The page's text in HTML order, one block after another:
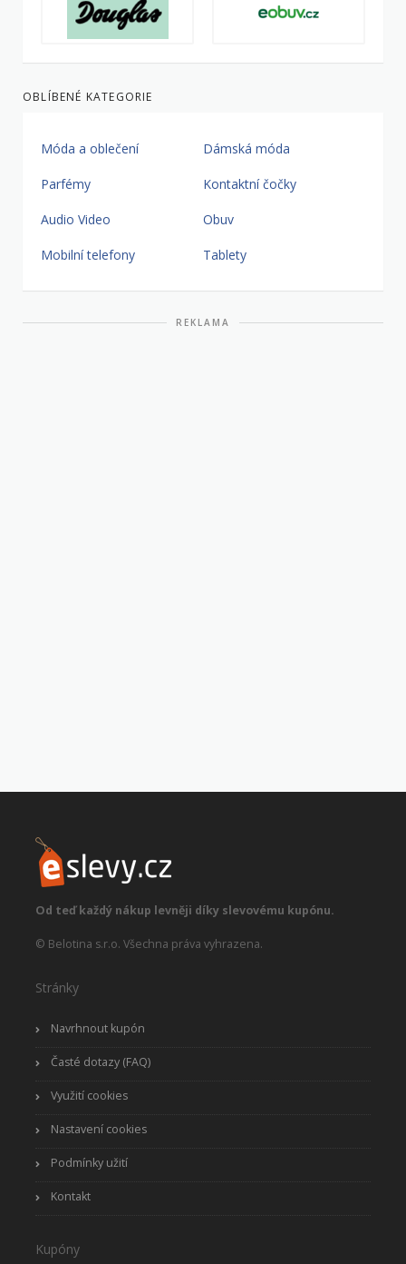
OBLÍBENÉ KATEGORIE
Móda a oblečení Dámská móda
Parfémy Kontaktní čočky
Audio Video Obuv
Mobilní telefony Tablety
REKLAMA
Od teď každý nákup levněji díky slevovému kupónu.
© Belotina s.r.o. Všechna práva vyhrazena.
Stránky
Navrhnout kupón
Časté dotazy (FAQ)
Využití cookies
Nastavení cookies
Podmínky užití
Kontakt
Kupóny